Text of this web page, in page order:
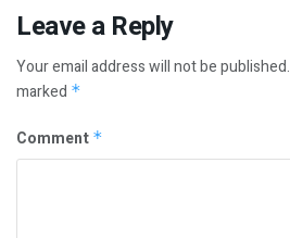
Leave a Reply
Your email address will not be published.
marked *
Comment *